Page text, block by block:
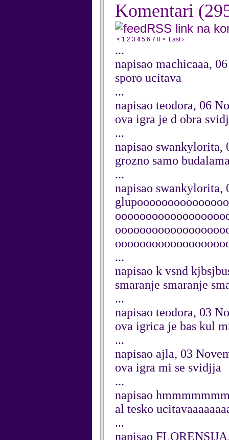
Komentari
RSS link na
< 1 2 3 4 5 6 7 8 > Last ›
...
napisao machicaaa,
sporo ucitava
...
napisao teodora, 06
ova igra je d obra
...
napisao swankylorita,
grozno samo
...
napisao swankylorita,
...
napisao k vsnd
smaranje smaranje
...
napisao teodora, 03
ova igrica je bas kul
...
napisao ajla, 03
ova igra mi se svidjja
...
napisao
al tesko
...
napisao